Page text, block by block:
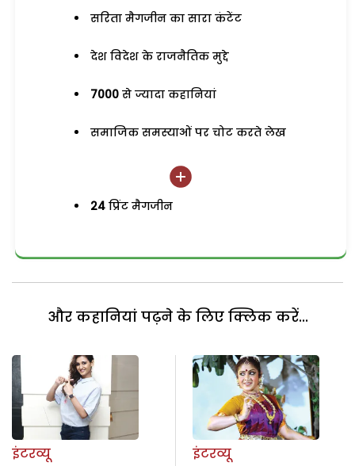
सरिता मैगजीन का सारा कंटेंट
देश विदेश के राजनैतिक मुद्दे
7000 से ज्यादा कहानियां
समाजिक समस्याओं पर चोट करते लेख
24 प्रिंट मैगजीन
और कहानियां पढ़ने के लिए क्लिक करें...
इंटरव्यू
इंटरव्यू